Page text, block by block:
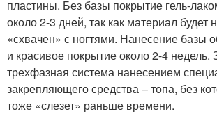
пластины. Без базы покрытие гель-
около 2-3 дней, так как материал будет
«схвачен» с ногтями. Нанесение базы
и красивое покрытие около 2-4 недель.
трехфазная система нанесением
закрепляющего средства – топа, без
тоже «слезет» раньше времени.